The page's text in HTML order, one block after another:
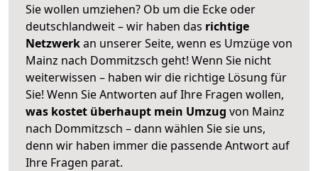
Sie wollen umziehen? Ob um die Ecke oder
deutschlandweit – wir haben das richtige
Netzwerkan unserer Seite, wenn es Umzüge von
Mainz nach Dommitzsch geht! Wenn Sie nicht
weiterwissen – haben wir die richtige Lösung für
Sie! Wenn Sie Antworten auf Ihre Fragen wollen,
was kostet überhaupt mein Umzug von Mainz
nach Dommitzsch – dann wählen Sie sie uns,
denn wir haben immer die passende Antwort auf
Ihre Fragen parat.